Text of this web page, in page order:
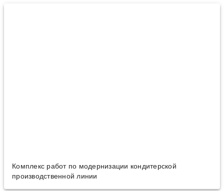
Комплекс работ по модернизации кондитерской
производственной линии